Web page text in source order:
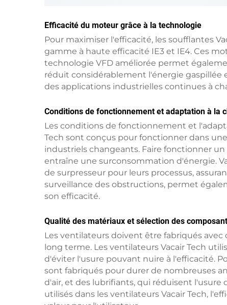
Efficacité du moteur grâce à la technologie
Pour maximiser l'efficacité, les soufflantes
gamme à haute efficacité IE3 et IE4. Ces
technologie VFD améliorée permet
réduit considérablement l'énergie gaspillée
des applications industrielles continues à
Conditions de fonctionnement et adaptation à la
Les conditions de fonctionnement et
Tech sont conçus pour fonctionner dans
industriels changeants. Faire fonctionner
entraîne une surconsommation d'énergie.
de surpresseur pour leurs processus,
surveillance des obstructions, permet
son efficacité.
Qualité des matériaux et sélection des
Les ventilateurs doivent être fabriqués
long terme. Les ventilateurs Vacair Tech
d'éviter l'usure pouvant nuire à l'efficacité.
sont fabriqués pour durer de nombreuses
d'air, et des lubrifiants, qui réduisent l'usure
utilisés dans les ventilateurs Vacair Tech,